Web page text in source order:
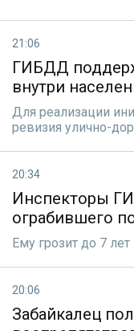
21:06
ГИБДД
внутри
Для реализации
ревизия улично-
20:34
Инспекторы
ограбившего
Ему грозит до 7
20:06
Забайкалец